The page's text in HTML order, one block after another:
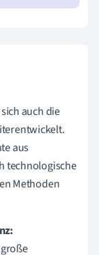
auch die
aus
technologische
Methoden